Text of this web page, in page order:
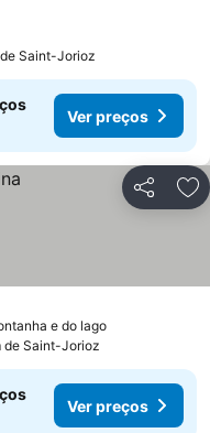
Saint-Jorioz
Ver preços
Partilhar
e do lago
de Saint-Jorioz
Ver preços